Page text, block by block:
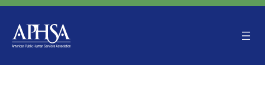
Aller
contenu